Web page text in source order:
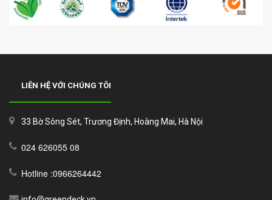
LIÊN HỆ VỚI CHÚNG TÔI
33 Bờ Sông Sét, Trương Định, Hoàng Mai, Hà Nội
024 626055 08
Hotline :0966264442